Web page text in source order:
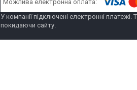
У компанії підключені електронні
покидаючи сайту.